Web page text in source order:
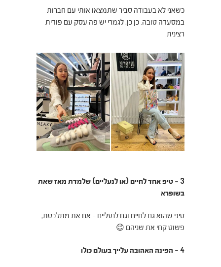
כשאני לא בעבודה סביר שתמצאו אותי עם חברות
במסעדה טובה. כן כן, לגמרי יש פה עסק עם פודית
רצינית.
3 – טיפ אחד לחיים (או לנעליים) שלמדת מאז שאת
בשופרא
טיפ שהוא גם לחיים וגם לנעליים – אם את מתלבטת,
פשוט קחי את שניהם 😉
4 – הפינה האהובה עלייך בעולם כולו